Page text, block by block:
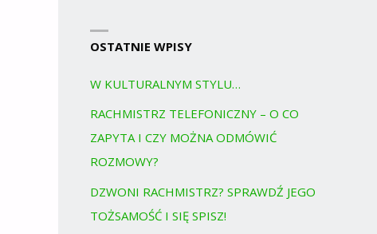
OSTATNIE WPISY
W KULTURALNYM STYLU…
RACHMISTRZ TELEFONICZNY – O CO
ZAPYTA I CZY MOŻNA ODMÓWIĆ
ROZMOWY?
DZWONI RACHMISTRZ? SPRAWDŹ JEGO
TOŻSAMOŚĆ I SIĘ SPISZ!